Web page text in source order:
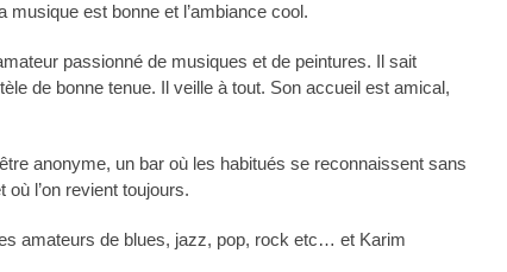
est bonne et l’ambiance cool.
passionné de musiques et de peintures. Il sait
de bonne tenue. Il veille à tout. Son accueil est amical,
anonyme, un bar où les habitués se reconnaissent sans
l’on revient toujours.
amateurs de blues, jazz, pop, rock etc… et Karim